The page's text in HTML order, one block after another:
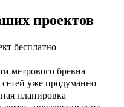
проектов
бесплатно
метрового бревна
уже продуманно
планировка